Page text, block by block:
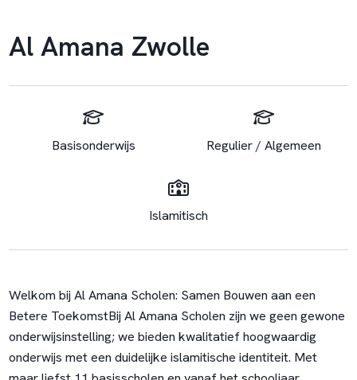
Al Amana Zwolle
Basisonderwijs Regulier / Algemeen
Islamitisch
Welkom bij Al Amana Scholen: Samen Bouwen aan een
Betere ToekomstBij Al Amana Scholen zijn we geen gewone
onderwijsinstelling; we bieden kwalitatief hoogwaardig
onderwijs met een duidelijke islamitische identiteit. Met